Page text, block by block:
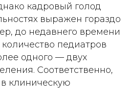
кадровый голод
выражен гораздо
до недавнего времени
педиатров
одного — двух
Соответственно,
клиническую